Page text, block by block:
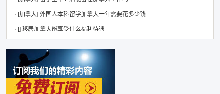
· [加拿大] 外国人本科留学加拿大一年需要花多少钱
· [] 移居加拿大能享受什么福利待遇